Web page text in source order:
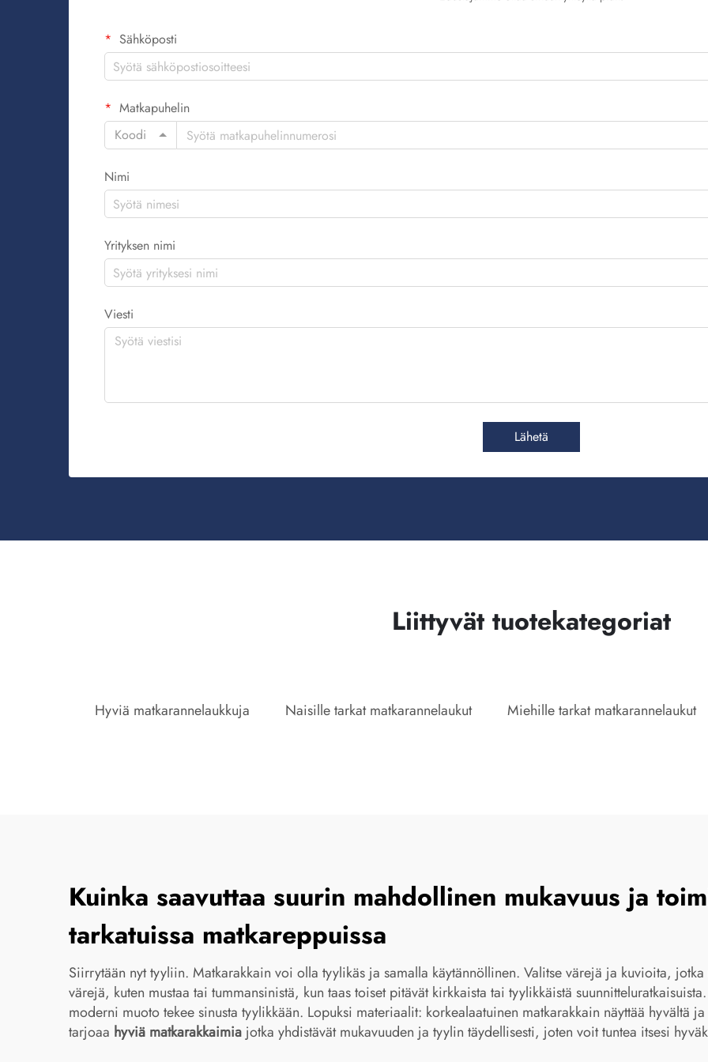
Sähköposti
Matkapuhelin
Koodi
Nimi
Yrityksen nimi
Viesti
Lähetä
Liittyvät tuotekategoriat
Hyviä matkarannelaukkuja Naisille tarkat matkarannelaukut Miehille tarkat matkarannelaukut
Kuinka saavuttaa suurin mahdollinen mukavuus ja
tarkatuissa matkareppuissa
Siirrytään nyt tyyliin. Matkarakkain voi olla tyylikäs ja samalla käytännöllinen. Valitse värejä ja kuvioita, jotka
värejä, kuten mustaa tai tummansinistä, kun taas toiset pitävät kirkkaista tai tyylikkäistä
moderni muoto tekee sinusta tyylikkään. Lopuksi materiaalit: korkealaatuinen matkarakkain näyttää hyvältä
tarjoaa hyviä matkarakkaimia jotka yhdistävät mukavuuden ja tyylin täydellisesti, joten voit tuntea itsesi